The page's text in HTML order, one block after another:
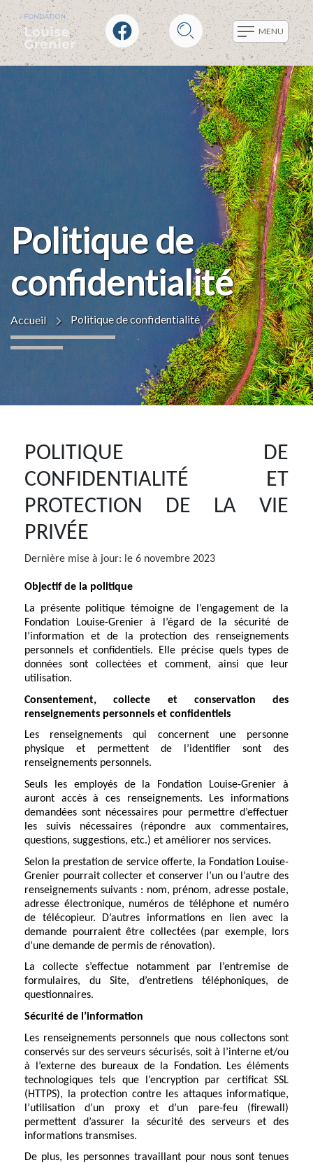
MENU
Politique de
confidentialité
Accueil Politique de confidentialité
POLITIQUE DE
CONFIDENTIALITÉ ET
PROTECTION DE LA VIE
PRIVÉE
Dernière mise à jour: le 6 novembre 2023
Objectif de la politique
La présente politique témoigne de l’engagement de la
Fondation Louise-Grenier à l’égard de la sécurité de
l’information et de la protection des renseignements
personnels et confidentiels. Elle précise quels types de
données sont collectées et comment, ainsi que leur
utilisation.
Consentement, collecte et conservation des
renseignements personnels et confidentiels
Les renseignements qui concernent une personne
physique et permettent de l’identifier sont des
renseignements personnels.
Seuls les employés de la Fondation Louise-Grenier à
auront accès à ces renseignements. Les informations
demandées sont nécessaires pour permettre d’effectuer
les suivis nécessaires (répondre aux commentaires,
questions, suggestions, etc.) et améliorer nos services.
Selon la prestation de service offerte, la Fondation Louise-
Grenier pourrait collecter et conserver l’un ou l’autre des
renseignements suivants : nom, prénom, adresse postale,
adresse électronique, numéros de téléphone et numéro
de télécopieur. D’autres informations en lien avec la
demande pourraient être collectées (par exemple, lors
d’une demande de permis de rénovation).
La collecte s’effectue notamment par l’entremise de
formulaires, du Site, d’entretiens téléphoniques, de
questionnaires.
Sécurité de l’information
Les renseignements personnels que nous collectons sont
conservés sur des serveurs sécurisés, soit à l’interne et/ou
à l’externe des bureaux de la Fondation. Les éléments
technologiques tels que l’encryption par certificat SSL
(HTTPS), la protection contre les attaques informatique,
l’utilisation d’un proxy et d’un pare-feu (firewall)
permettent d’assurer la sécurité des serveurs et des
informations transmises.
De plus, les personnes travaillant pour nous sont tenues